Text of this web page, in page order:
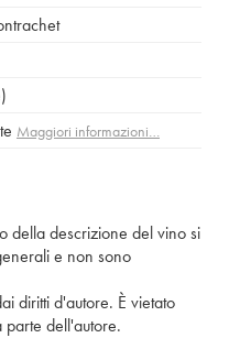
Maggiori informazioni…
della descrizione del vino si
e non sono
diritti d'autore. È vietato
dell'autore.